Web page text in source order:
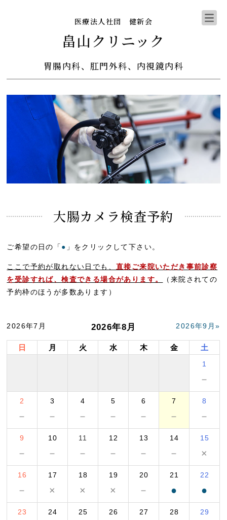
医療法人社団 健新会
畠山クリニック
胃腸内科、肛門外科、内視鏡内科
大腸カメラ検査予約
ご希望の日の「 ● 」をクリックして下さい。
ここで予約が取れない日でも、直接ご来院いただき事前診察
を受診すれば、検査できる場合があります。
（来院されての
予約枠のほうが多数あります）
2026年8月
日 月 火 水 木 金 土
1
－
2
－
3
－
4
－
5
－
6
－
7
－
8
－
9
－
10
－
11
－
12
－
13
－
14
－
15
×
16
－
17
×
18
×
19
×
20
－
21
●
22
●
23 24 25 26 27 28 29
2026年7月 2026年9月